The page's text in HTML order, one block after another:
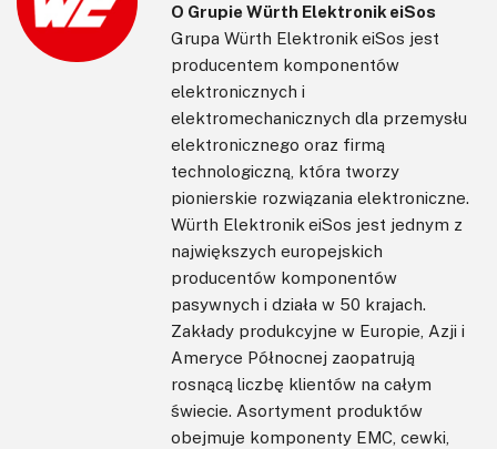
O Grupie Würth Elektronik eiSos
Grupa Würth Elektronik eiSos jest
producentem komponentów
elektronicznych i
elektromechanicznych dla przemysłu
elektronicznego oraz firmą
technologiczną, która tworzy
pionierskie rozwiązania elektroniczne.
Würth Elektronik eiSos jest jednym z
największych europejskich
producentów komponentów
pasywnych i działa w 50 krajach.
Zakłady produkcyjne w Europie, Azji i
Ameryce Północnej zaopatrują
rosnącą liczbę klientów na całym
świecie. Asortyment produktów
obejmuje komponenty EMC, cewki,